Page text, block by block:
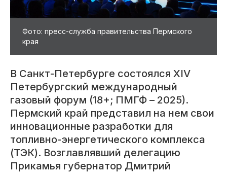
Фото: пресс-служба правительства Пермского
края
В Санкт-Петербурге состоялся XIV
Петербургский международный
газовый форум (18+; ПМГФ – 2025).
Пермский край представил на нем свои
инновационные разработки для
топливно-энергетического комплекса
(ТЭК). Возглавлявший делегацию
Прикамья губернатор Дмитрий